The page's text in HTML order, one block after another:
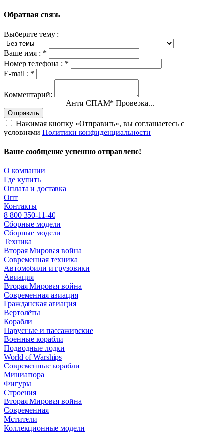
Обратная связь
Выберите тему :
Ваше имя : *
Номер телефона : *
E-mail : *
Комментарий:
Анти СПАМ* Проверка...
Отправить
Нажимая кнопку «Отправить», вы соглашаетесь с
условиями Политики конфиденциальности
Ваше сообщение успешно отправлено!
О компании
Где купить
Оплата и доставка
Опт
Контакты
8 800 350-11-40
Сборные модели
Сборные модели
Техника
Вторая Мировая война
Современная техника
Автомобили и грузовики
Авиация
Вторая Мировая война
Современная авиация
Гражданская авиация
Вертолёты
Корабли
Парусные и пассажирские
Военные корабли
Подводные лодки
World of Warships
Современные корабли
Миниатюра
Фигуры
Строения
Вторая Мировая война
Современная
Мстители
Коллекционные модели